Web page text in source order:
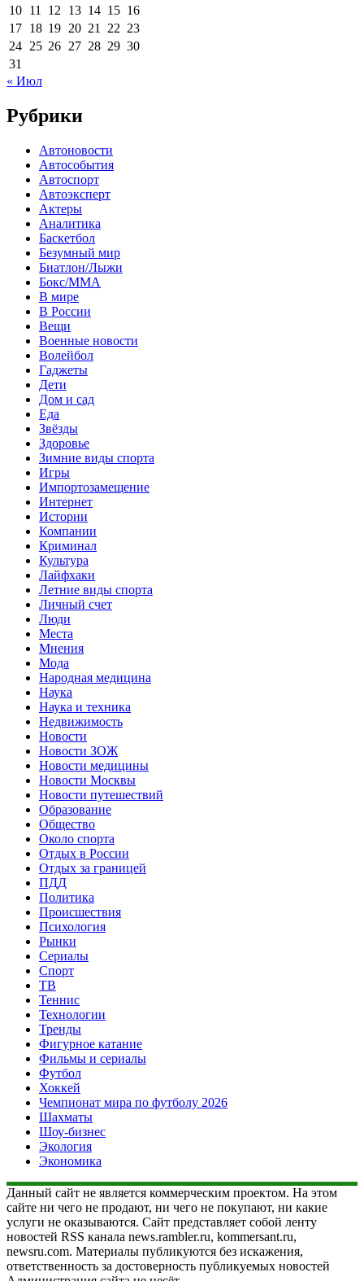
10 11 12 13 14 15 16
17 18 19 20 21 22 23
24 25 26 27 28 29 30
31
« Июл
Рубрики
Автоновости
Автособытия
Автоспорт
Автоэксперт
Актеры
Аналитика
Баскетбол
Безумный мир
Биатлон/Лыжи
Бокс/MMA
В мире
В России
Вещи
Военные новости
Волейбол
Гаджеты
Дети
Дом и сад
Еда
Звёзды
Здоровье
Зимние виды спорта
Игры
Импортозамещение
Интернет
Истории
Компании
Криминал
Культура
Лайфхаки
Летние виды спорта
Личный счет
Люди
Места
Мнения
Мода
Народная медицина
Наука
Наука и техника
Недвижимость
Новости
Новости ЗОЖ
Новости медицины
Новости Москвы
Новости путешествий
Образование
Общество
Около спорта
Отдых в России
Отдых за границей
ПДД
Политика
Происшествия
Психология
Рынки
Сериалы
Спорт
ТВ
Теннис
Технологии
Тренды
Фигурное катание
Фильмы и сериалы
Футбол
Хоккей
Чемпионат мира по футболу 2026
Шахматы
Шоу-бизнес
Экология
Экономика
Данный сайт не является коммерческим проектом. На этом
сайте ни чего не продают, ни чего не покупают, ни какие
услуги не оказываются. Сайт представляет собой ленту
новостей RSS канала news.rambler.ru, kommersant.ru,
newsru.com. Материалы публикуются без искажения,
ответственность за достоверность публикуемых новостей